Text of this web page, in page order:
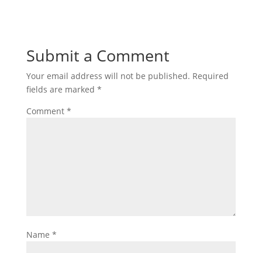
Submit a Comment
Your email address will not be published. Required
fields are marked *
Comment *
Name *